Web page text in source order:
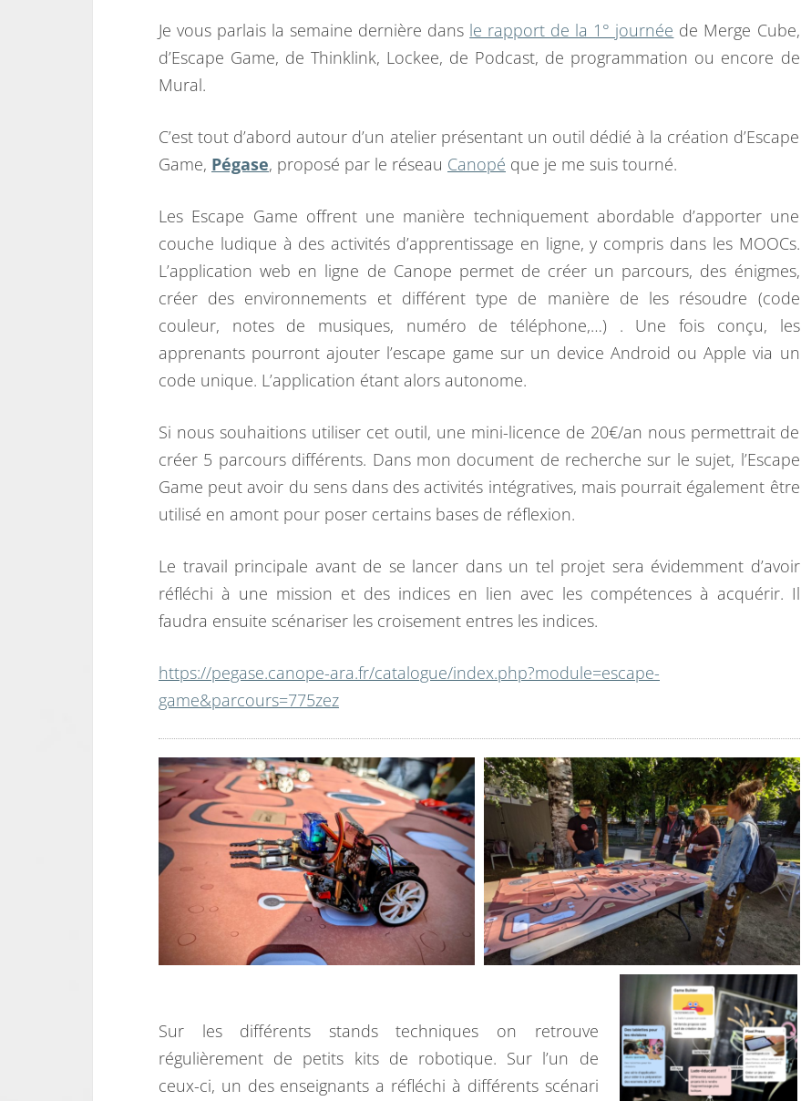
I
D
O
R
R
É
E
–
2
Je vous parlais la semaine dernière dans le rapport de la 1° journée de Merge Cube,
d’Escape Game, de Thinklink, Lockee, de Podcast, de programmation ou encore de
Mural.
C’est tout d’abord autour d’un atelier présentant un outil dédié à la création d’Escape
Game, Pégase, proposé par le réseau Canopé que je me suis tourné.
Les Escape Game offrent une manière techniquement abordable d’apporter une
couche ludique à des activités d’apprentissage en ligne, y compris dans les MOOCs.
L’application web en ligne de Canope permet de créer un parcours, des énigmes,
créer des environnements et différent type de manière de les résoudre (code
couleur, notes de musiques, numéro de téléphone,…) . Une fois conçu, les
apprenants pourront ajouter l’escape game sur un device Android ou Apple via un
code unique. L’application étant alors autonome.
Si nous souhaitions utiliser cet outil, une mini-licence de 20€/an nous permettrait de
créer 5 parcours différents. Dans mon document de recherche sur le sujet, l’Escape
Game peut avoir du sens dans des activités intégratives, mais pourrait également être
utilisé en amont pour poser certains bases de réflexion.
Le travail principale avant de se lancer dans un tel projet sera évidemment d’avoir
réfléchi à une mission et des indices en lien avec les compétences à acquérir. Il
faudra ensuite scénariser les croisement entres les indices.
https://pegase.canope-ara.fr/catalogue/index.php?module=escape-
game&parcours=775zez
Sur les différents stands techniques on retrouve
régulièrement de petits kits de robotique. Sur l’un de
ceux-ci, un des enseignants a réfléchi à différents scénari